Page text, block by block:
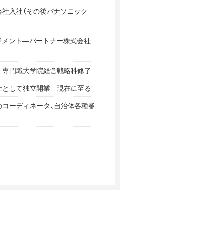
入社（その後パナソニック
メント―パートナー株式会社
門職大学院経営戦略科修了
として独立開業 現在に至る
ーディネータ、自治体各種審